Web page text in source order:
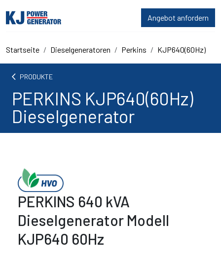
Angebot anfordern
Startseite Dieselgeneratoren Perkins KJP640(60Hz)
arrow_back_ios PRODUKTE
PERKINS KJP640(60Hz)
Dieselgenerator
PERKINS 640 kVA
Dieselgenerator Modell
KJP640 60Hz